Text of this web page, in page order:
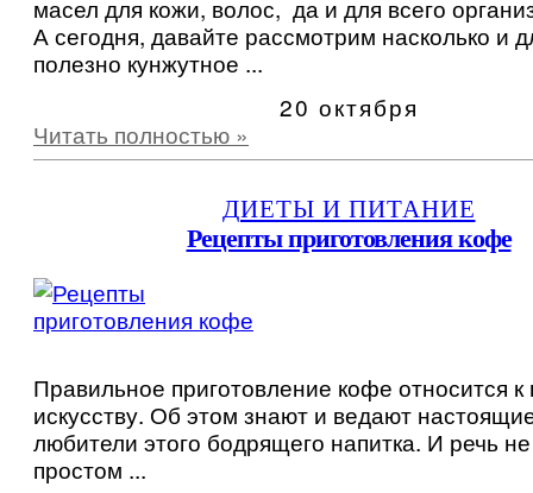
масел для кожи, волос, да и для всего
А сегодня, давайте рассмотрим насколько и
полезно кунжутное ...
20 октября
Читать полностью »
ДИЕТЫ И ПИТАНИЕ
Рецепты приготовления кофе
Правильное приготовление кофе относится
искусству. Об этом знают и ведают
любители этого бодрящего напитка. И речь
простом ...